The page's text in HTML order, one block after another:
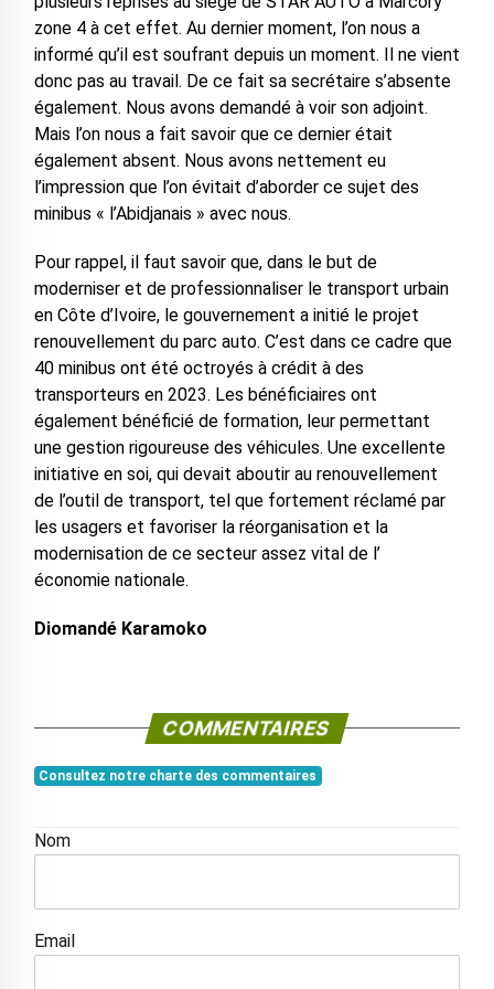
zone 4 à cet effet. Au dernier moment, l’on nous a
informé qu’il est soufrant depuis un moment. Il ne vient
donc pas au travail. De ce fait sa secrétaire s’absente
également. Nous avons demandé à voir son adjoint.
Mais l’on nous a fait savoir que ce dernier était
également absent. Nous avons nettement eu
l’impression que l’on évitait d’aborder ce sujet des
minibus « l’Abidjanais » avec nous.
Pour rappel, il faut savoir que, dans le but de
moderniser et de professionnaliser le transport urbain
en Côte d’Ivoire, le gouvernement a initié le projet
renouvellement du parc auto. C’est dans ce cadre que
40 minibus ont été octroyés à crédit à des
transporteurs en 2023. Les bénéficiaires ont
également bénéficié de formation, leur permettant
une gestion rigoureuse des véhicules. Une excellente
initiative en soi, qui devait aboutir au renouvellement
de l’outil de transport, tel que fortement réclamé par
les usagers et favoriser la réorganisation et la
modernisation de ce secteur assez vital de l’
économie nationale.
Diomandé Karamoko
COMMENTAIRES
Consultez notre charte des commentaires
Nom
Email